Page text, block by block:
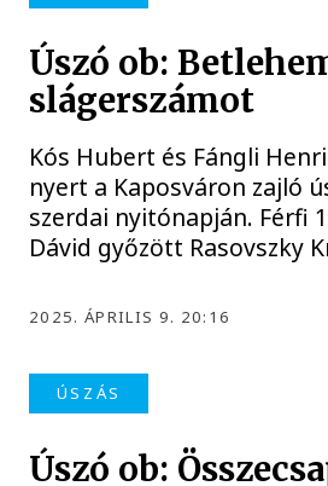
Úszó ob:
slágerszámot
Kós Hubert és Fángli
nyert a Kaposváron zajló
szerdai nyitónapján. Férfi
Dávid győzött Rasovszky
2025. ÁPRILIS 9. 20:16
ÚSZÁS
Úszó ob: